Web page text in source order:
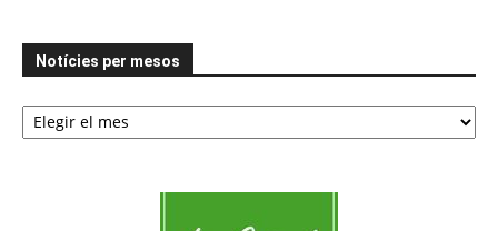
Notícies per mesos
Notícies
per